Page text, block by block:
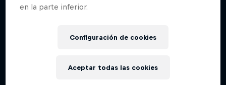
en la parte inferior.
Configuración de cookies
Aceptar todas las cookies